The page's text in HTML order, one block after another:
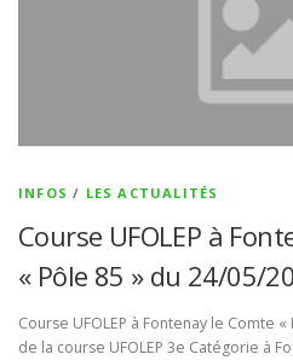
INFOS / LES ACTUALITÉS
Course UFOLEP à
« Pôle 85 » du 24/05/
Course UFOLEP à Fontenay le Comte
de la course UFOLEP 3e Catégorie à